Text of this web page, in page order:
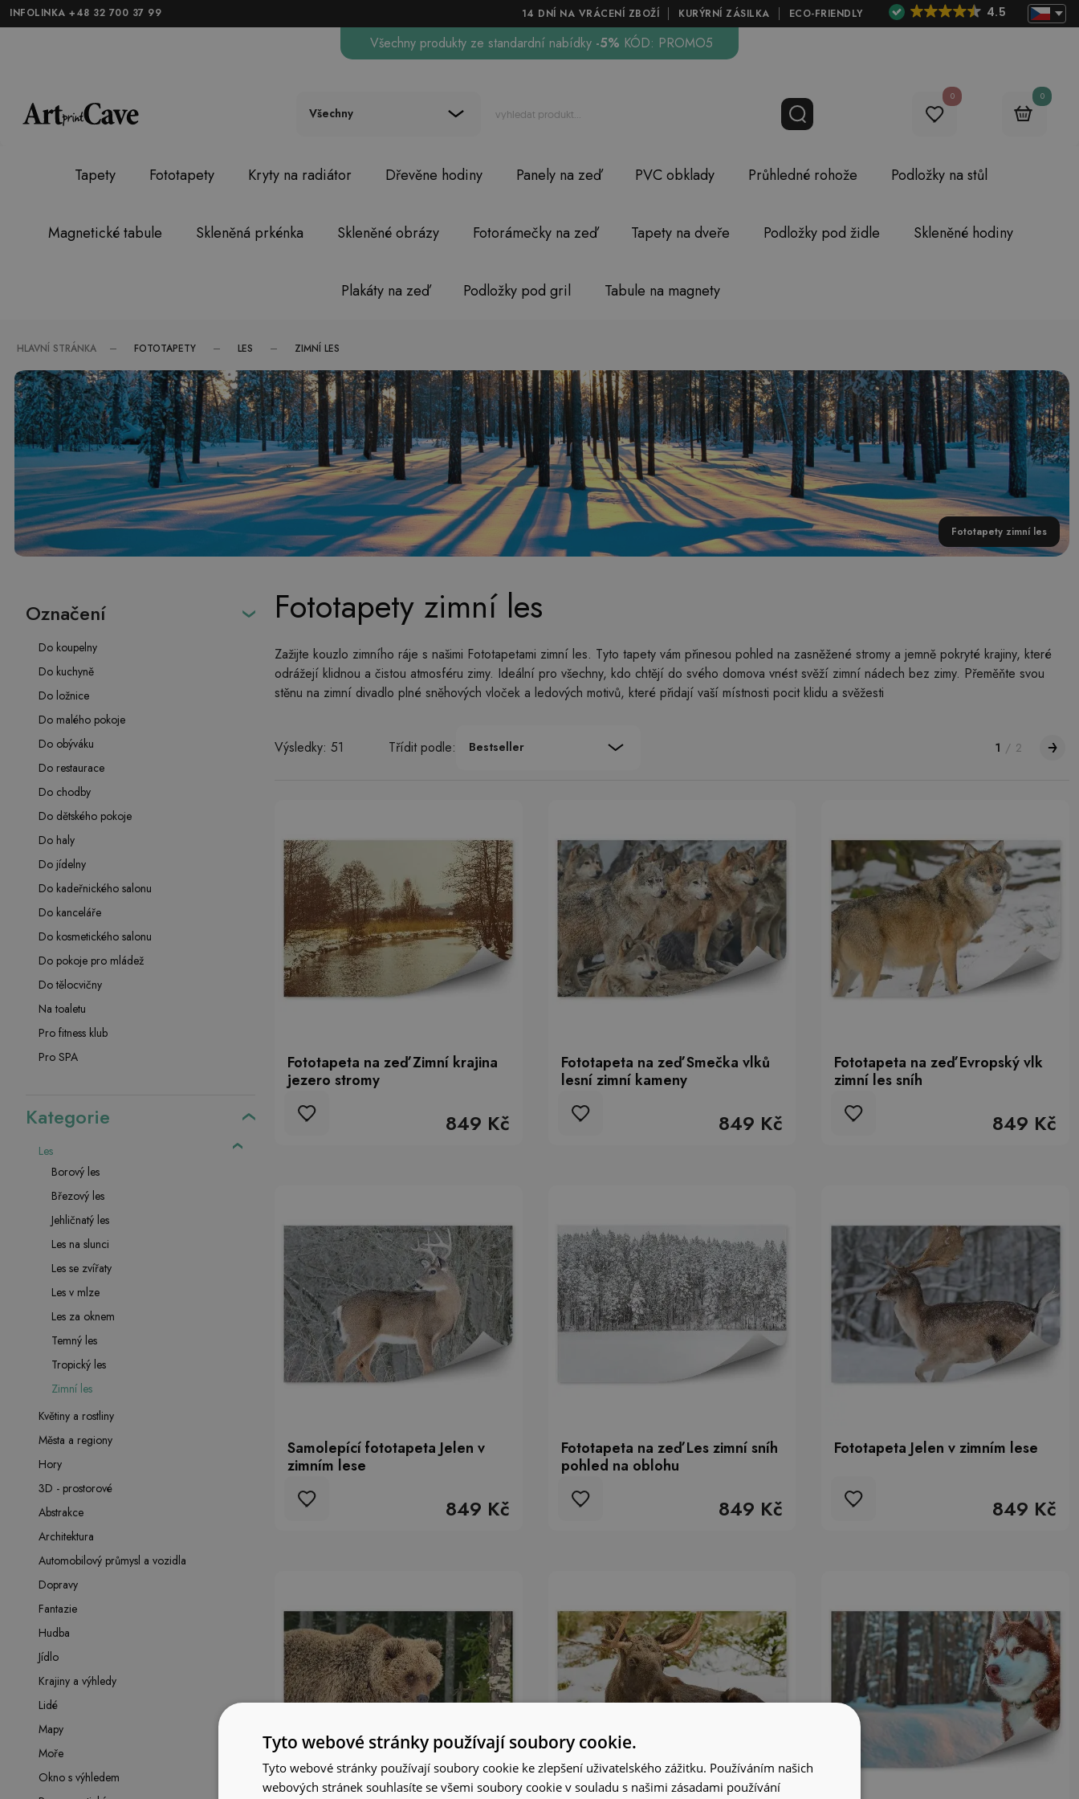
INFOLINKA +48 32 700 37 99 14 DNÍ NA VRÁCENÍ ZBOŽÍ KURÝRNÍ ZÁSILKA ECO-FRIENDLY 4.5
Všechny produkty ze standardní nabídky -5% KÓD: PROMO5
Všechny
0 0
Tapety Fototapety Kryty na radiátor Dřevěne hodiny Panely na zeď PVC obklady Průhledné rohože Podložky na stůl
Magnetické tabule Skleněná prkénka Skleněné obrázy Fotorámečky na zeď Tapety na dveře Podložky pod židle Skleněné hodiny
Plakáty na zeď Podložky pod gril Tabule na magnety
HLAVNÍ STRÁNKA FOTOTAPETY LES ZIMNÍ LES
Fototapety zimní les
Označení
Do koupelny
Do kuchyně
Do ložnice
Do malého pokoje
Do obýváku
Do restaurace
Do chodby
Do dětského pokoje
Do haly
Do jídelny
Do kadeřnického salonu
Do kanceláře
Do kosmetického salonu
Do pokoje pro mládež
Do tělocvičny
Na toaletu
Pro fitness klub
Pro SPA
Kategorie
Les
Borový les
Březový les
Jehličnatý les
Les na slunci
Les se zvířaty
Les v mlze
Les za oknem
Temný les
Tropický les
Zimní les
Květiny a rostliny
Města a regiony
Hory
3D - prostorové
Abstrakce
Architektura
Automobilový průmysl a vozidla
Dopravy
Fantazie
Hudba
Jídlo
Krajiny a výhledy
Lidé
Mapy
Moře
Okno s výhledem
Fototapety zimní les
Zažijte kouzlo zimního ráje s našimi Fototapetami zimní les. Tyto tapety vám přinesou pohled na zasněžené stromy a jemně pokryté krajiny, které
odrážejí klidnou a čistou atmosféru zimy. Ideální pro všechny, kdo chtějí do svého domova vnést svěží zimní nádech bez zimy. Přeměňte svou
stěnu na zimní divadlo plné sněhových vloček a ledových motivů, které přidají vaší místnosti pocit klidu a svěžesti
Výsledky: 51 Třídit podle: Bestseller 1 / 2
Fototapeta na zeď Zimní krajina
jezero stromy
849 Kč
Fototapeta na zeď Smečka vlků
lesní zimní kameny
849 Kč
Fototapeta na zeď Evropský vlk
zimní les sníh
849 Kč
Samolepící fototapeta Jelen v
zimním lese
849 Kč
Fototapeta na zeď Les zimní sníh
pohled na oblohu
849 Kč
Fototapeta Jelen v zimním lese
849 Kč
Tyto webové stránky používají soubory cookie.
Tyto webové stránky používají soubory cookie ke zlepšení uživatelského zážitku. Používáním našich
webových stránek souhlasíte se všemi soubory cookie v souladu s našimi zásadami používání